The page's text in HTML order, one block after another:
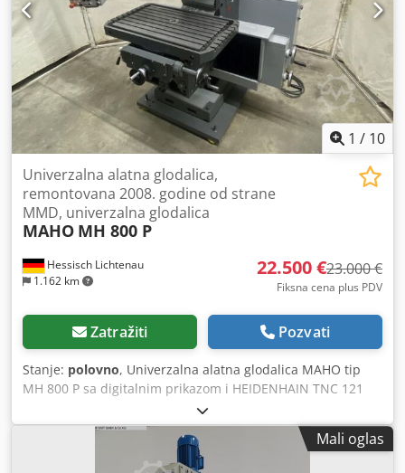
1 / 10
Hessisch Lichtenau
1.162 km
Univerzalna alatna glodalica,
remontovana 2008. godine od strane
MMD, univerzalna glodalica
MAHO MH 800 P
22.500 €23.000 €
Fiksna cena plus PDV
Zatražiti Pozvati
Stanje: polovno, Univerzalna alatna glodalica MAHO tip
MH 800 P sa digitalnim prikazom i HEIDENHAIN TNC 121
upravljačem. • Godina proizvodnje: 1982. (br. 80983)
Dsdpev Amrysfx Amyock • Mašina remontovana od strane
MMD-a 2008. godine, nakon toga retko korišćena u
radionici elektro-firme. Radni hodovi: • X: 700 mm, Y: 450
Mali oglas